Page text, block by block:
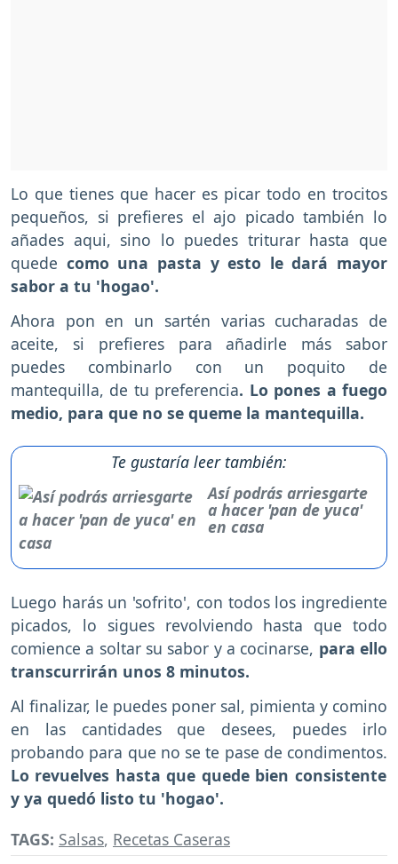
Lo que tienes que hacer es picar todo en trocitos
pequeños, si prefieres el ajo picado también lo
añades aqui, sino lo puedes triturar hasta que
quede como una pasta y esto le dará mayor
sabor a tu 'hogao'.
Ahora pon en un sartén varias cucharadas de
aceite, si prefieres para añadirle más sabor
puedes combinarlo con un poquito de
mantequilla, de tu preferencia. Lo pones a fuego
medio, para que no se queme la mantequilla.
Te gustaría leer también:
Así podrás arriesgarte
a hacer 'pan de yuca'
en casa
Luego harás un 'sofrito', con todos los ingrediente
picados, lo sigues revolviendo hasta que todo
comience a soltar su sabor y a cocinarse, para ello
transcurrirán unos 8 minutos.
Al finalizar, le puedes poner sal, pimienta y comino
en las cantidades que desees, puedes irlo
probando para que no se te pase de condimentos.
Lo revuelves hasta que quede bien consistente
y ya quedó listo tu 'hogao'.
TAGS: Salsas, Recetas Caseras